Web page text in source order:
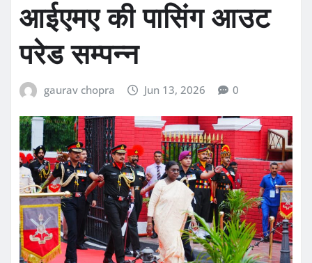
आईएमए की पासिंग आउट
परेड सम्पन्न
gaurav chopra Jun 13, 2026 0